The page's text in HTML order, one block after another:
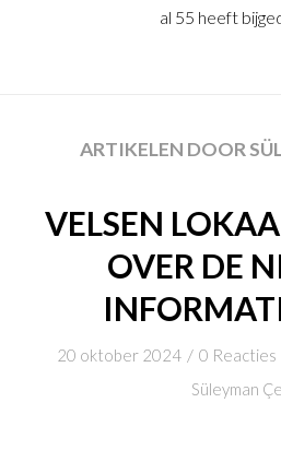
al 55 heeft
ARTIKELEN DOOR
VELSEN
OVER DE
20 oktober 2024 / 0 Reacties
Süleyman